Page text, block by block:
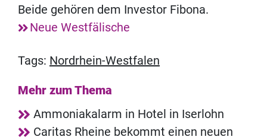
Beide gehören dem Investor Fibona.
Neue Westfälische
Tags: Nordrhein-Westfalen
Mehr zum Thema
Ammoniakalarm in Hotel in Iserlohn
Caritas Rheine bekommt einen neuen